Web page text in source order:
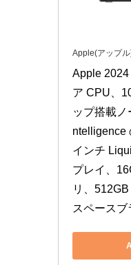
Apple(アップ
Apple 2024
ア CPU、
ップ搭載ノ
ntelligence
インチ
プレイ、
リ、
スペースブ